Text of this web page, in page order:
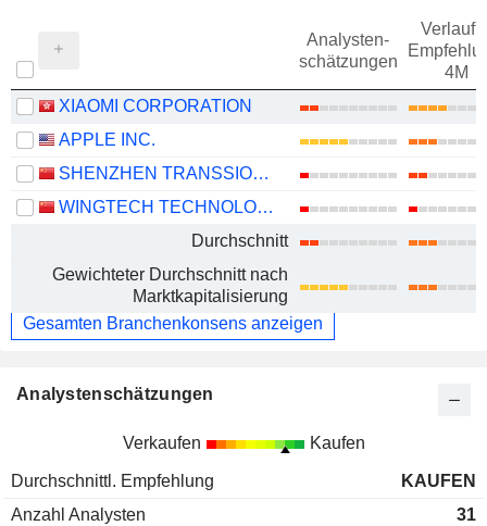
Analysten-
schätzungen
Verlauf
4M
XIAOMI CORPORATION
APPLE INC.
SHENZHEN TRANSSION HOLDINGS CO., LTD.
WINGTECH TECHNOLOGY CO.,LTD
Durchschnitt
Gewichteter Durchschnitt nach
Marktkapitalisierung
Gesamten Branchenkonsens anzeigen
Analystenschätzungen
Verkaufen Kaufen
Durchschnittl. Empfehlung
KAUFEN
Anzahl Analysten
31